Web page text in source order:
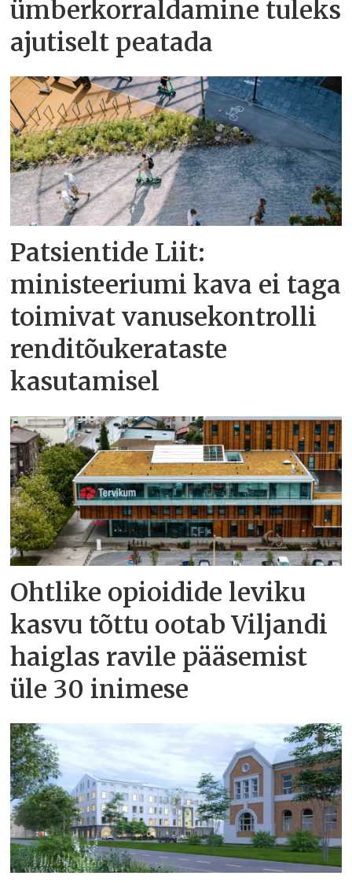
ümberkorraldamine tuleks
ajutiselt peatada
Patsientide Liit:
ministeeriumi kava ei taga
toimivat vanusekontrolli
renditõukerataste
kasutamisel
Ohtlike opioidide leviku
kasvu tõttu ootab Viljandi
haiglas ravile pääsemist
üle 30 inimese